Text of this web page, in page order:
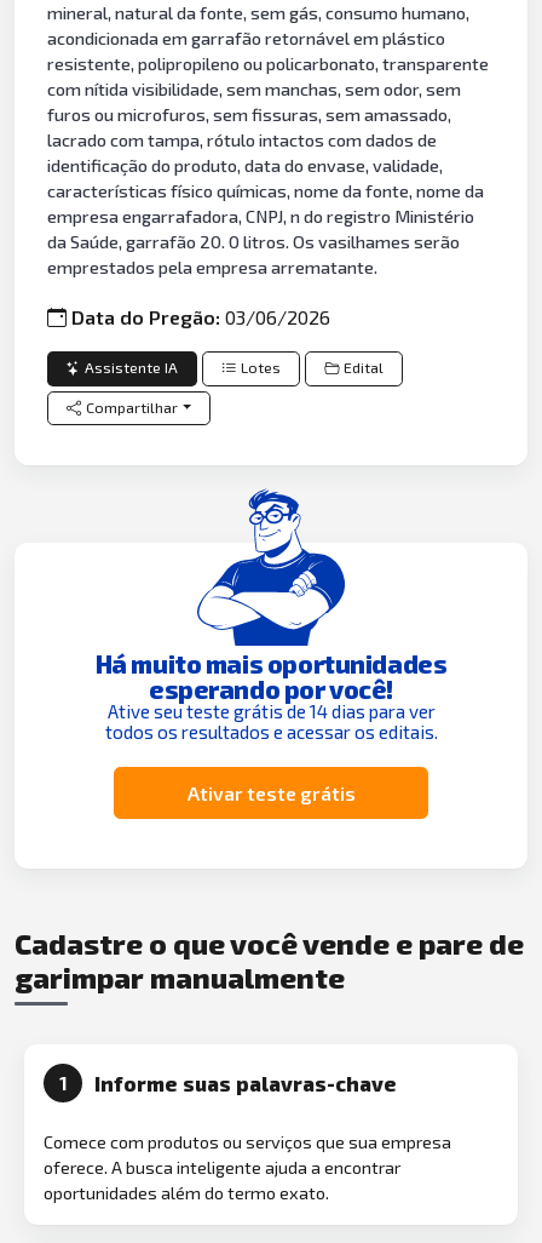
mineral, natural da fonte, sem gás, consumo humano,
acondicionada em garrafão retornável em plástico
resistente, polipropileno ou policarbonato, transparente
com nítida visibilidade, sem manchas, sem odor, sem
furos ou microfuros, sem fissuras, sem amassado,
lacrado com tampa, rótulo intactos com dados de
identificação do produto, data do envase, validade,
características físico químicas, nome da fonte, nome da
empresa engarrafadora, CNPJ, n do registro Ministério
da Saúde, garrafão 20. 0 litros. Os vasilhames serão
emprestados pela empresa arrematante.
Data do Pregão:03/06/2026
Assistente IA Lotes Edital
Compartilhar
Há muito mais oportunidades
esperando por você!
Ative seu teste grátis de 14 dias para ver
todos os resultados e acessar os editais.
Ativar teste grátis
Cadastre o que você vende e pare de
garimpar manualmente
1 Informe suas palavras-chave
Comece com produtos ou serviços que sua empresa
oferece. A busca inteligente ajuda a encontrar
oportunidades além do termo exato.